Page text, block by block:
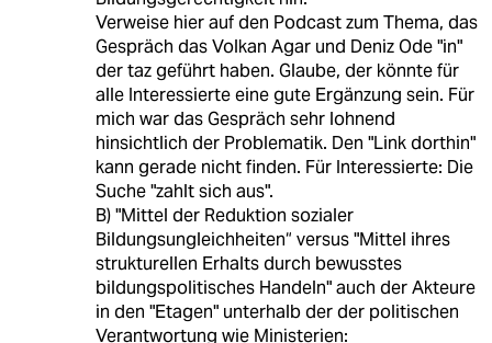
Verweise hier auf den Podcast zum Thema, das
Gespräch das Volkan Agar und Deniz Ode "in"
der taz geführt haben. Glaube, der könnte für
alle Interessierte eine gute Ergänzung sein. Für
mich war das Gespräch sehr lohnend
hinsichtlich der Problematik. Den "Link dorthin"
kann gerade nicht finden. Für Interessierte: Die
Suche "zahlt sich aus".
B) "Mittel der Reduktion sozialer
Bildungsungleichheiten“ versus "Mittel ihres
strukturellen Erhalts durch bewusstes
bildungspolitisches Handeln" auch der Akteure
in den "Etagen" unterhalb der der politischen
Verantwortung wie Ministerien: